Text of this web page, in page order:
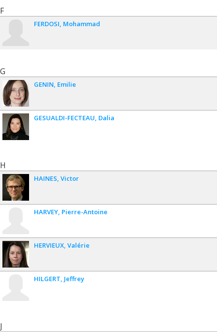
F
FERDOSI Mohammad
G
GENIN Emilie
GESUALDI-FECTEAU Dalia
H
HAINES Victor
HARVEY Pierre-Antoine
HERVIEUX Valérie
HILGERT Jeffrey
J